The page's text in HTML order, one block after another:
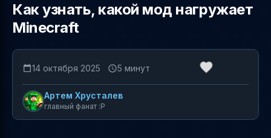
Как узнать, какой мод нагружает
Minecraft
14 октября 2025 5 минут
Артем Хрусталев
главный фанат :P